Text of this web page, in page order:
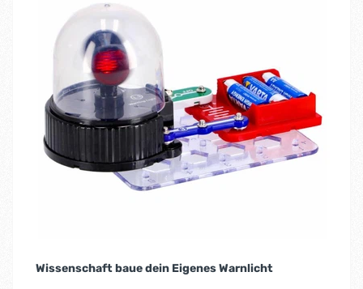
Wissenschaft baue dein Eigenes Warnlicht